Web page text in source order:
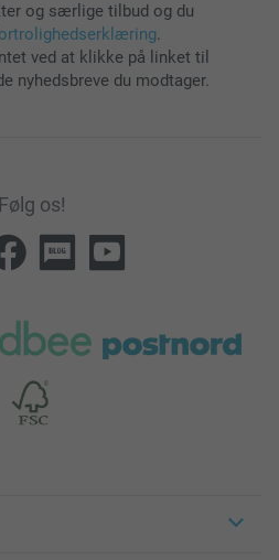
og særlige tilbud og du
.
ved at klikke på linket til
nyhedsbreve du modtager.
Følg os!